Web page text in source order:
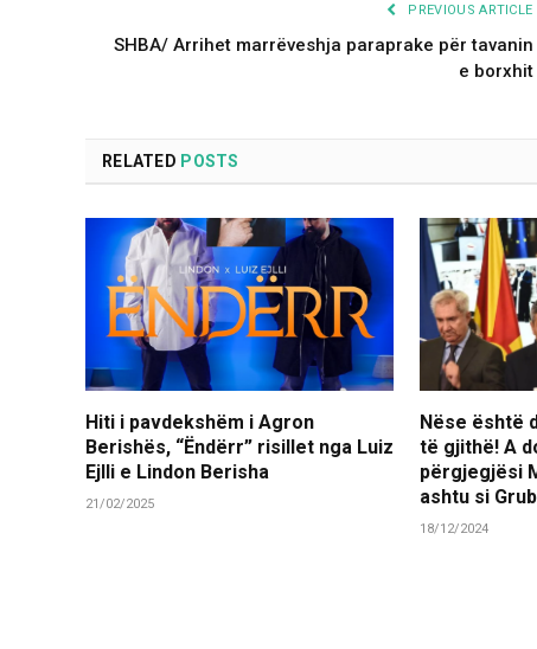
PREVIOUS ARTICLE
SHBA/ Arrihet marrëveshja paraprake për tavanin
e borxhit
RELATED POSTS
Hiti i pavdekshëm i Agron
Berishës, “Ëndërr” risillet nga Luiz
Ejlli e Lindon Berisha
21/02/2025
Nëse është
të gjithë! A
përgjegjësi
ashtu si
18/12/2024